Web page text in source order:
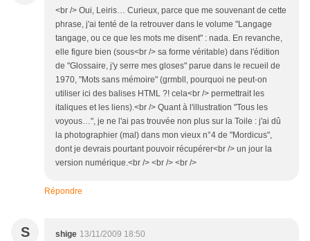
<br /> Oui, Leiris… Curieux, parce que me souvenant de cette
phrase, j'ai tenté de la retrouver dans le volume "Langage
tangage, ou ce que les mots me disent" : nada. En revanche,
elle figure bien (sous<br /> sa forme véritable) dans l'édition
de "Glossaire, j'y serre mes gloses" parue dans le recueil de
1970, "Mots sans mémoire" (grmbll, pourquoi ne peut-on
utiliser ici des balises HTML ?! cela<br /> permettrait les
italiques et les liens).<br /> Quant à l'illustration "Tous les
voyous…", je ne l'ai pas trouvée non plus sur la Toile : j'ai dû
la photographier (mal) dans mon vieux n°4 de "Mordicus",
dont je devrais pourtant pouvoir récupérer<br /> un jour la
version numérique.<br /> <br /> <br />
Répondre
S shige 13/11/2009 18:50